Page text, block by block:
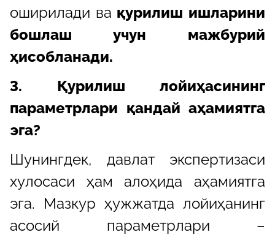
оширилади ва қурилиш ишларини
бошлаш учун мажбурий
ҳисобланади.
3. Қурилиш лойиҳасининг
параметрлари қандай аҳамиятга
эга?
Шунингдек, давлат экспертизаси
хулосаси ҳам алоҳида аҳамиятга
эга. Мазкур ҳужжатда лойиҳанинг
асосий параметрлари –